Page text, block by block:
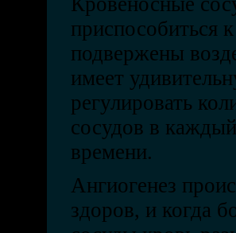
приспособиться
подвержены
имеет
регулировать
сосудов в
времени.
Ангиогенез
здоров, и когда